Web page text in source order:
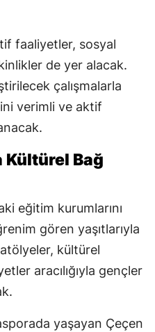
faaliyetler, sosyal
de yer alacak.
çalışmalarla
verimli ve aktif
Kültürel Bağ
eğitim kurumlarını
gören yaşıtlarıyla
kültürel
aracılığıyla gençler
yaşayan Çeçen